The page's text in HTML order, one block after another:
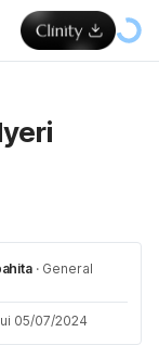
· General
05/07/2024